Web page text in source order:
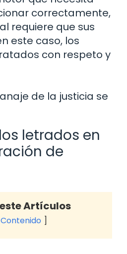
correctamente,
requiere que sus
este caso, los
con respeto y
de la justicia se
letrados en
de
Artículos